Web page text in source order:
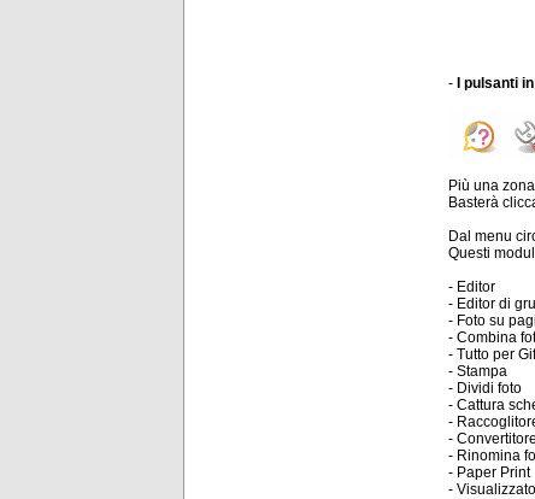
- I pulsanti
Più una
Basterà
Dal menu
Questi
- Editor
- Editor di
- Foto su
- Combina
- Tutto per Gif
- Stampa
- Dividi foto
- Cattura
-
-
- Rinomina
- Paper Print
-